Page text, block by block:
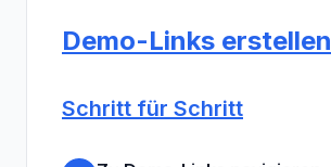
Demo-Links erstellen
Schritt für Schritt